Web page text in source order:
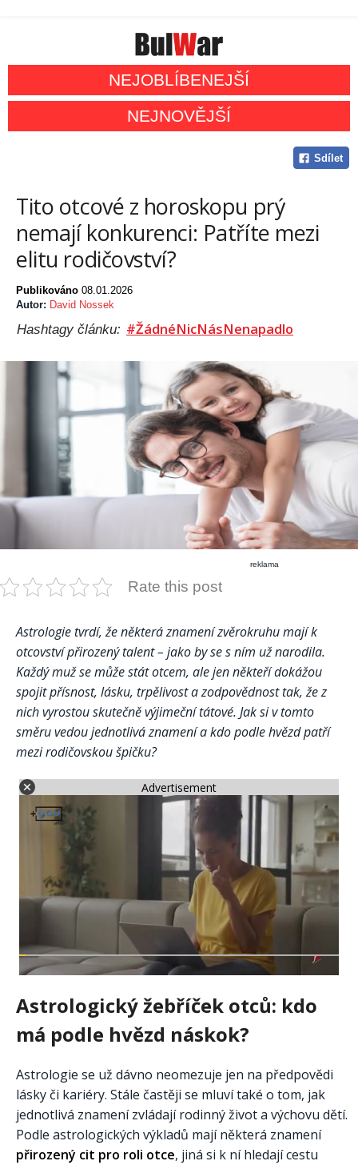
NEJOBLÍBENEJŠÍ
NEJNOVĚJŠÍ
Sdílet
Tito otcové z horoskopu prý
nemají konkurenci: Patříte mezi
elitu rodičovství?
Publikováno 08.01.2026
Autor: David Nossek
Hashtagy článku: #ŽádnéNicNásNenapadlo
reklama
Rate this post
Astrologie tvrdí, že některá znamení zvěrokruhu mají k
otcovství přirozený talent – jako by se s ním už narodila.
Každý muž se může stát otcem, ale jen někteří dokážou
spojit přísnost, lásku, trpělivost a zodpovědnost tak, že z
nich vyrostou skutečně výjimeční tátové. Jak si v tomto
směru vedou jednotlivá znamení a kdo podle hvězd patří
mezi rodičovskou špičku?
Advertisement
Astrologický žebříček otců: kdo
má podle hvězd náskok?
Astrologie se už dávno neomezuje jen na předpovědi
lásky či kariéry. Stále častěji se mluví také o tom, jak
jednotlivá znamení zvládají rodinný život a výchovu dětí.
Podle astrologických výkladů mají některá znamení
přirozený cit pro roli otce, jiná si k ní hledají cestu